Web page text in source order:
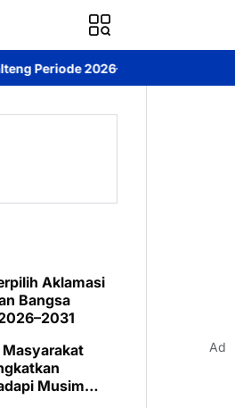
DPRD Murung Raya Studi
Aklamasi
Bangsa
Musim
Ad